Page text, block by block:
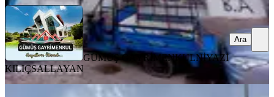
GÜMÜŞ GAYRİMENKULNİYAZİ
KILIÇSALLAYAN
Ara